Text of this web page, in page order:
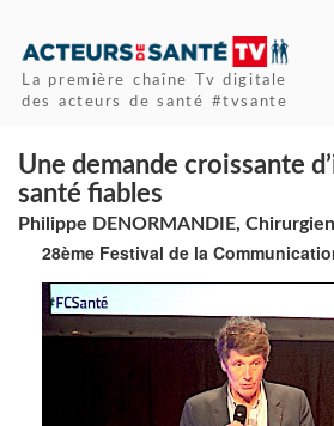
La première chaîne Tv digitale
des acteurs de santé #tvsante
Une demande croissante
santé fiables
Philippe DENORMANDIE,
28ème Festival de la